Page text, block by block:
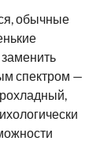
обычные
спектром —